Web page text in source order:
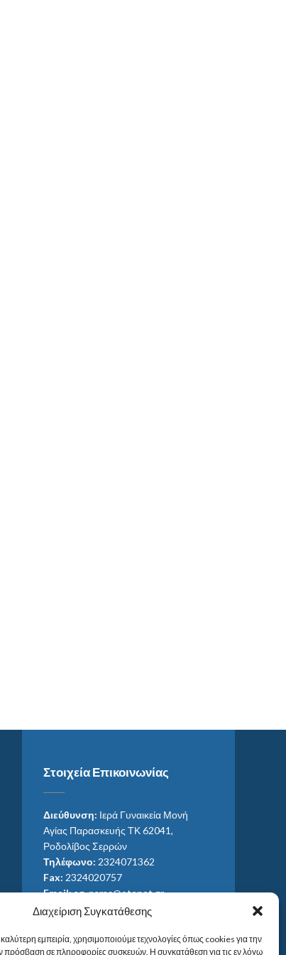
Διαχείριση Συγκατάθεσης
εμπειρία, χρησιμοποιούμε τεχνολογίες όπως cookies για την
πρόσβαση σε πληροφορίες συσκευών. Η συγκατάθεση για τις εν λόγω
Στοιχεία Επικοινωνίας
Διεύθυνση: Ιερά Γυναικεία Μονή
Αγίας Παρασκευής ΤΚ 62041,
Ροδολίβος Σερρών
Τηλέφωνο: 2324071362
Fax: 2324020757
Email:ag_paras@otenet.gr
Email:info@im-agparaskevis.gr
Από ανατολή έως και δύση του ηλίου.